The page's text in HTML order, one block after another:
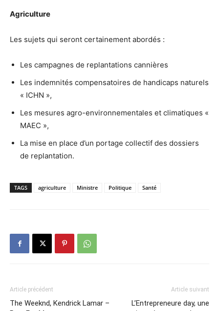
Agriculture
Les sujets qui seront certainement abordés :
Les campagnes de replantations cannières
Les indemnités compensatoires de handicaps naturels
« ICHN »,
Les mesures agro-environnementales et climatiques «
MAEC »,
La mise en place d’un portage collectif des dossiers
de replantation.
TAGS agriculture Ministre Politique Santé
Article précédent
The Weeknd, Kendrick Lamar –
Article suivant
L’Entrepreneure day, une